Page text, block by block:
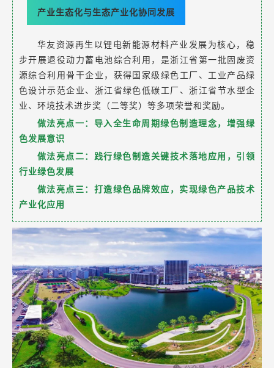
产业生态化与生态产业化协同发展
华友资源再生以锂电新能源材料产业发展为核心，稳
步开展退役动力蓄电池综合利用，是浙江省第一批固废资
源综合利用骨干企业，获得国家级绿色工厂、工业产品绿
色设计示范企业、浙江省绿色低碳工厂、浙江省节水型企
业、环境技术进步奖（二等奖）等多项荣誉和奖励。
做法亮点一：导入全生命周期绿色制造理念，增强绿
色发展意识
做法亮点二：践行绿色制造关键技术落地应用，引领
行业绿色发展
做法亮点三：打造绿色品牌效应，实现绿色产品技术
产业化应用